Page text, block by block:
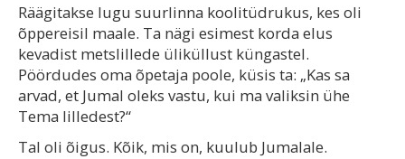
Räägitakse lugu suurlinna koolitüdrukus, kes oli
õppereisil maale. Ta nägi esimest korda elus
kevadist metslillede üliküllust küngastel.
Pöördudes oma õpetaja poole, küsis ta: „Kas sa
arvad, et Jumal oleks vastu, kui ma valiksin ühe
Tema lilledest?“
Tal oli õigus. Kõik, mis on, kuulub Jumalale.